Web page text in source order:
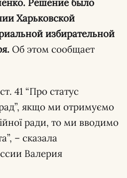
Решение было
Харьковской
избирательной
Об этом сообщает
41 “Про статус
якщо ми отримуємо
ради, то ми вводимо
– сказала
Валерия